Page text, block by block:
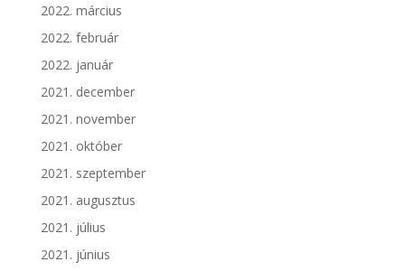
2022. március
2022. február
2022. január
2021. december
2021. november
2021. október
2021. szeptember
2021. augusztus
2021. július
2021. június